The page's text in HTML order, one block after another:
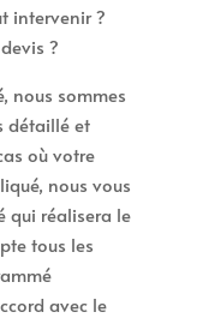
intervenir ?
?
nous sommes
détaillé et
où votre
nous vous
qui réalisera le
tous les
avec le